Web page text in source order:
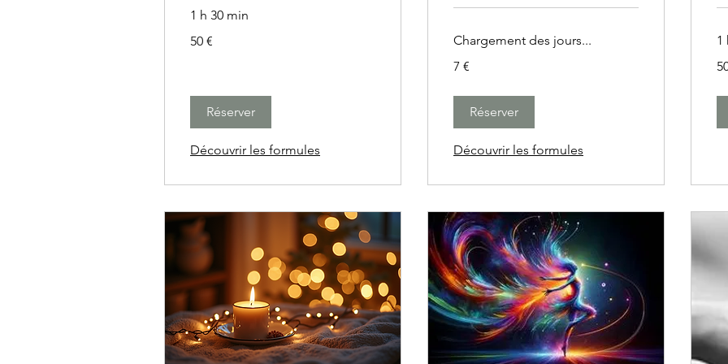
1 h 30 min
euros
50 €
Réserver
Découvrir les formules
Chargement des jours...
euros
7 €
Réserver
Découvrir les formules
1